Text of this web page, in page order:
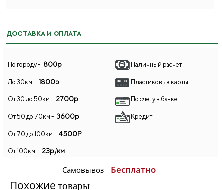
ДОСТАВКА И ОПЛАТА
По городу - 800р
До 30км - 1800р
От 30 до 50км - 2700р
От 50 до 70км - 3600р
От 70 до 100км - 4500Р
От 100км - 23р/км
Самовывоз Бесплатно
Наличный расчет
Пластиковые карты
По счету в банке
Кредит
Похожие товары